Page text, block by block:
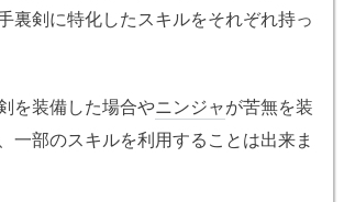
裏剣に特化したスキルをそれぞれ持っ
を装備した場合やニンジャが苦無を装
一部のスキルを利用することは出来ま